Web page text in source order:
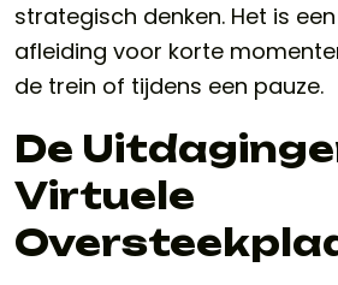
strategisch denken. Het is
afleiding voor korte
de trein of tijdens een pauze.
De
Virtuele